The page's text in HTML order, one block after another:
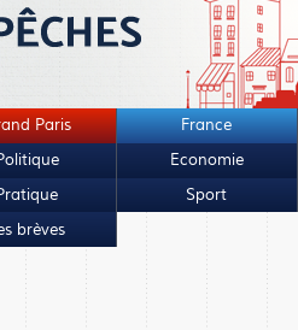
Paris
France
Economie
Sport
brèves